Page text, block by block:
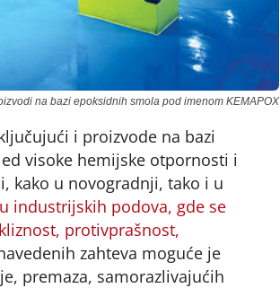
na bazi epoksidnih smola pod imenom KEMAPOX
i proizvode na bazi
visoke hemijske otpornosti i
kako u novogradnji, tako i u
industrijskih podova, gde se
protivprašnost,
zahteva moguće je
premaza, samorazlivajućih